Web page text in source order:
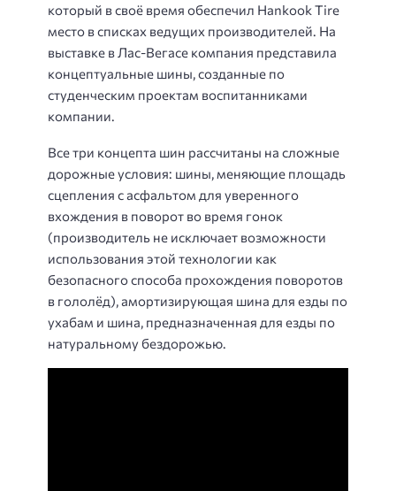
который в своё время обеспечил Hankook Tire
место в списках ведущих производителей. На
выставке в Лас-Вегасе компания представила
концептуальные шины, созданные по
студенческим проектам воспитанниками
компании.
Все три концепта шин рассчитаны на сложные
дорожные условия: шины, меняющие площадь
сцепления с асфальтом для уверенного
вхождения в поворот во время гонок
(производитель не исключает возможности
использования этой технологии как
безопасного способа прохождения поворотов
в гололёд), амортизирующая шина для езды по
ухабам и шина, предназначенная для езды по
натуральному бездорожью.